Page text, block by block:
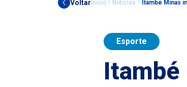
Voltar Início Notícias Itambé Minas
Esporte